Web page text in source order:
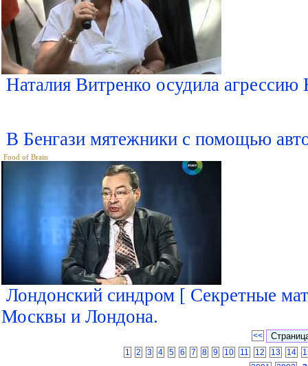
Наталия Витренко осудила
В Бенгази мятежники с помощью
Food of Brain
Лондонский синдром [ Секретные
Москвы и Лондона.
<<
1
2 3 4 5 6 7 8 9 10 11 12 13 14